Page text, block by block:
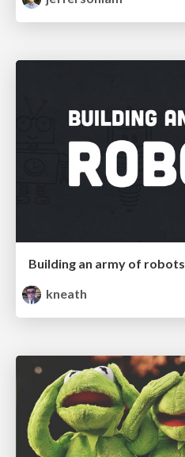
Building an army of robots
kneath